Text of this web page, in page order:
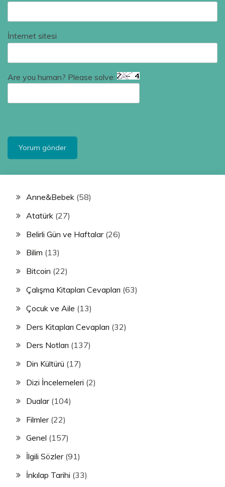
İnternet sitesi
Are you human? Please solve:
Anne&Bebek (58)
Atatürk (27)
Belirli Gün ve Haftalar(26)
Bilim (13)
Bitcoin (22)
Çalışma Kitapları Cevapları (63)
Çocuk ve Aile (13)
Ders Kitapları Cevapları (32)
Ders Notları (137)
Din Kültürü (17)
Dizi İncelemeleri (2)
Dualar(104)
Filmler(22)
Genel (157)
İlgili Sözler(91)
İnkılap Tarihi (33)